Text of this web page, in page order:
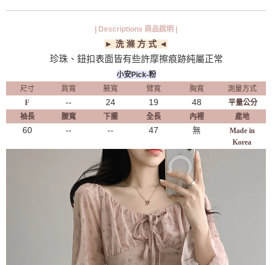
| Descriptions 商品說明 |
► 洗 滌 方 式 ◄
珍珠、鈕扣表面皆有些許摩擦痕跡純屬正常
小安Pick-粉
尺寸
肩寬 腋寬 臂寬 胸寬
測量方式
F
-- 24 19 48
平量公分
袖長
腰寬 下擺 全長 內裡 產地
60 -- -- 47 無
Made in
Korea